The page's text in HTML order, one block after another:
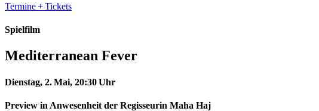
Termine+ Tickets
Spielfilm
Mediterranean Fever
Dienstag, 2. Mai, 20:30 Uhr
Preview in Anwesenheit der Regisseurin Maha Haj